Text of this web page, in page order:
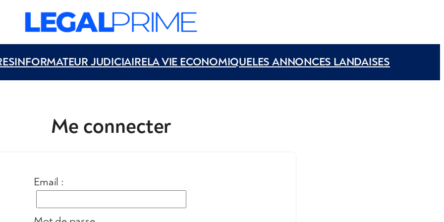
INFORMATEUR JUDICIAIRELA VIE ECONOMIQUELES ANNONCES LANDAISES
Me connecter
Email :